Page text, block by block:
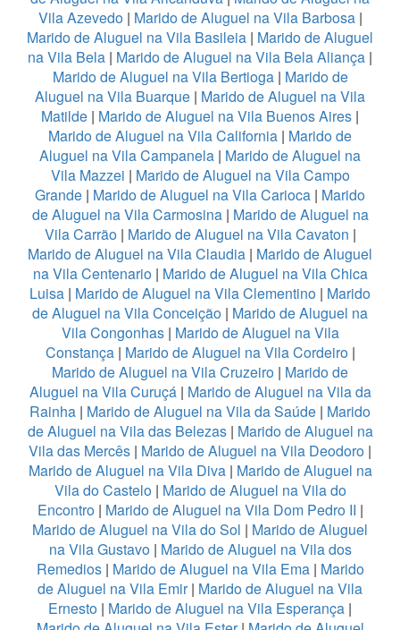
Vila Azevedo| Marido de Aluguel na Vila Barbosa|
Marido de Aluguel na Vila Basileia | Marido de Aluguel
na Vila Bela | Marido de Aluguel na Vila Bela Aliança |
Marido de Aluguel na Vila Bertioga| Marido de
Aluguel na Vila Buarque | Marido de Aluguel na Vila
Matilde | Marido de Aluguel na Vila Buenos Aires |
Marido de Aluguel na Vila California | Marido de
Aluguel na Vila Campanela | Marido de Aluguel na
Vila Mazzei | Marido de Aluguel na Vila Campo
Grande | Marido de Aluguel na Vila Carioca | Marido
de Aluguel na Vila Carmosina| Marido de Aluguel na
Vila Carrão| Marido de Aluguel na Vila Cavaton |
Marido de Aluguel na Vila Claudia | Marido de Aluguel
na Vila Centenario| Marido de Aluguel na Vila Chica
Luisa | Marido de Aluguel na Vila Clementino | Marido
de Aluguel na Vila Conceição | Marido de Aluguel na
Vila Congonhas| Marido de Aluguel na Vila
Constança| Marido de Aluguel na Vila Cordeiro|
Marido de Aluguel na Vila Cruzeiro | Marido de
Aluguel na Vila Curuçá | Marido de Aluguel na Vila da
Rainha | Marido de Aluguel na Vila da Saúde | Marido
de Aluguel na Vila das Belezas| Marido de Aluguel na
Vila das Mercês | Marido de Aluguel na Vila Deodoro |
Marido de Aluguel na Vila Diva| Marido de Aluguel na
Vila do Castelo| Marido de Aluguel na Vila do
Encontro| Marido de Aluguel na Vila Dom Pedro II |
Marido de Aluguel na Vila do Sol | Marido de Aluguel
na Vila Gustavo| Marido de Aluguel na Vila dos
Remedios| Marido de Aluguel na Vila Ema| Marido
de Aluguel na Vila Emir| Marido de Aluguel na Vila
Ernesto | Marido de Aluguel na Vila Esperança |